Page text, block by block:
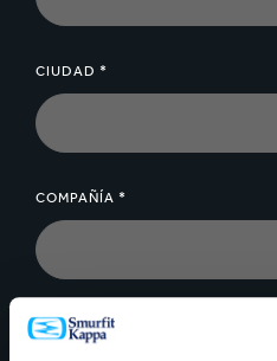
de hasta 85%.
Soluciones personalizadas
Soluciones de
especialmente
Alta y rápida
diseñar en 3D y
Costo de herramientas
CIUDAD *
COMPAÑÍA *
MENSAJE *